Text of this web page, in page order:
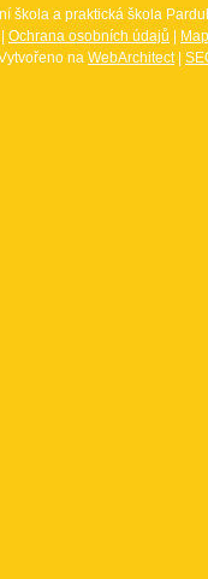
škola a praktická škola
Ochrana osobních údajů
Vytvořeno na WebArchitect|